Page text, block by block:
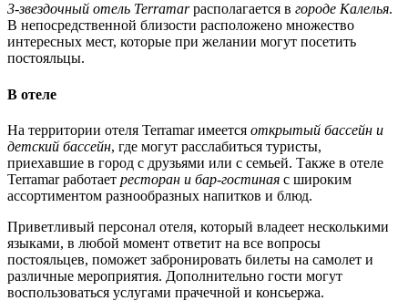
3-звездочный отель Terramarрасполагается в городе Калелья.
В непосредственной близости расположено множество
интересных мест, которые при желании могут посетить
постояльцы.
В отеле
На территории отеля Terramar имеется открытый бассейн и
детский бассейн, где могут расслабиться туристы,
приехавшие в город с друзьями или с семьей. Также в отеле
Terramar работает ресторан и бар-гостиная с широким
ассортиментом разнообразных напитков и блюд.
Приветливый персонал отеля, который владеет несколькими
языками, в любой момент ответит на все вопросы
постояльцев, поможет забронировать билеты на самолет и
различные мероприятия. Дополнительно гости могут
воспользоваться услугами прачечной и консьержа.